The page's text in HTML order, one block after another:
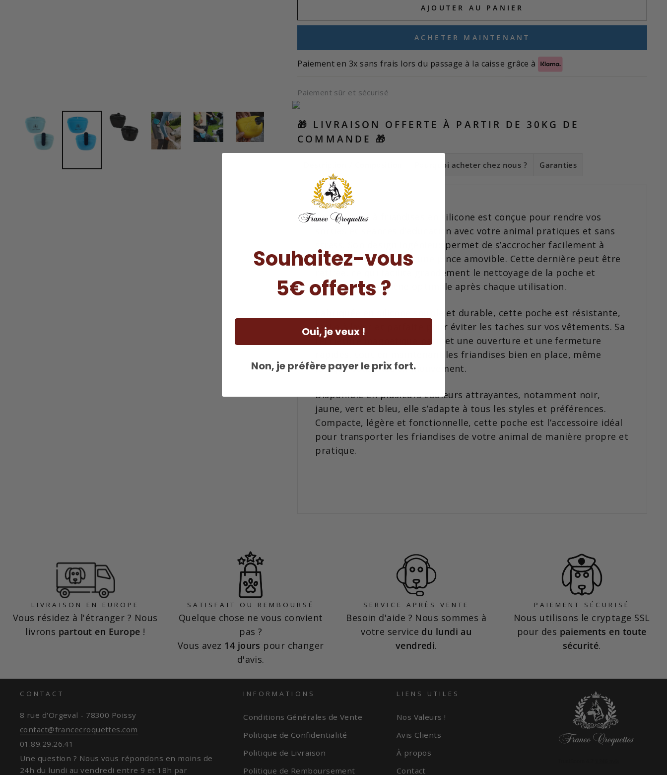
AJOUTER AU PANIER
ACHETER MAINTENANT
Paiement en 3x sans frais lors du passage à la caisse grâce à
Paiement sûr et sécurisé
🎁 LIVRAISON OFFERTE À PARTIR DE 30KG DE
COMMANDE 🎁
Pourquoi acheter chez nous ? Garanties
Cette poche à friandises en silicone est conçue pour rendre vos
sorties et séances d’éducation avec votre animal pratiques et sans
stress. Son design ingénieux permet de s’accrocher facilement à
votre ceinture grâce à une pince amovible. Cette dernière peut être
retirée, ce qui facilite grandement le nettoyage de la poche et
garantit une hygiène optimale après chaque utilisation.
Fabriquée en silicone souple et durable, cette poche est résistante,
facile à laver et parfaite pour éviter les taches sur vos vêtements. Sa
fermeture magnétique permet une ouverture et une fermeture
rapides, tout en maintenant les friandises bien en place, même
lorsque vous êtes en mouvement.
Disponible en plusieurs couleurs attrayantes, notamment noir,
jaune, vert et bleu, elle s’adapte à tous les styles et préférences.
Compacte, légère et fonctionnelle, cette poche est l’accessoire idéal
pour transporter les friandises de votre animal de manière propre et
pratique.
LIVRAISON EN EUROPE
Vous résidez à l'étranger ? Nous
livrons partout en Europe !
SATISFAIT OU REMBOURSÉ
Quelque chose ne vous convient
pas ?
Vous avez 14 jours pour changer
d'avis.
SERVICE APRÈS VENTE
Besoin d'aide ? Nous sommes à
votre service du lundi au
vendredi.
PAIEMENT SÉCURISÉ
Nous utilisons le cryptage SSL
pour des paiements en toute
sécurité.
CONTACT
8 rue d'Orgeval - 78300 Poissy
contact@francecroquettes.com
01.89.29.26.41
Une question ? Nous vous répondons en moins de
24h du lundi au vendredi entre 9 et 18h par
INFORMATIONS
Conditions Générales de Vente
Politique de Confidentialité
Politique de Livraison
Politique de Remboursement
LIENS UTILES
Nos Valeurs !
Avis Clients
À propos
Contact
Souhaitez-vous
5€ offerts ?
Oui, je veux !
Non, je préfère payer le prix fort.